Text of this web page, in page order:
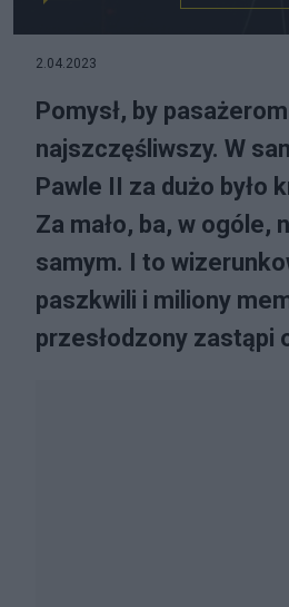
2.04.2023
Pomysł, by
najszczęśliwszy. W
Pawle II za dużo było
Za mało, ba, w ogóle,
samym. I to
paszkwili i miliony
przesłodzony zastąpi